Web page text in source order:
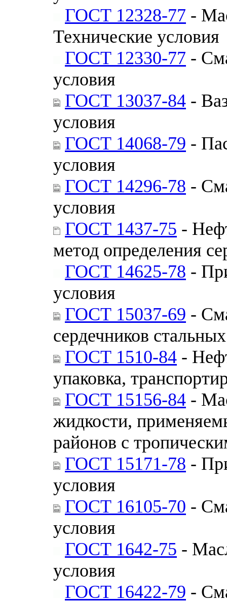
ГОСТ 12328-77 -
Технические условия
ГОСТ 12330-77 -
условия
ГОСТ 13037-84 -
условия
ГОСТ 14068-79 -
условия
ГОСТ 14296-78 -
условия
ГОСТ 1437-75 -
метод определения
ГОСТ 14625-78 -
условия
ГОСТ 15037-69 -
сердечников
ГОСТ 1510-84 -
упаковка,
ГОСТ 15156-84 -
жидкости,
районов с
ГОСТ 15171-78 -
условия
ГОСТ 16105-70 -
условия
ГОСТ 1642-75 -
условия
ГОСТ 16422-79 -